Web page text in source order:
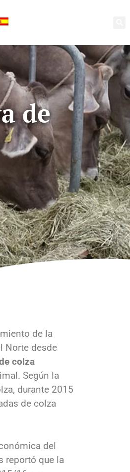
de
de la
Norte desde
colza
Según la
durante 2015
de colza
del
reportó que la